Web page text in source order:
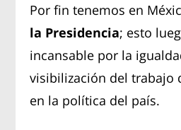
Por fin tenemos en
la Presidencia; esto
incansable por la
visibilización del trabajo
en la política del país.